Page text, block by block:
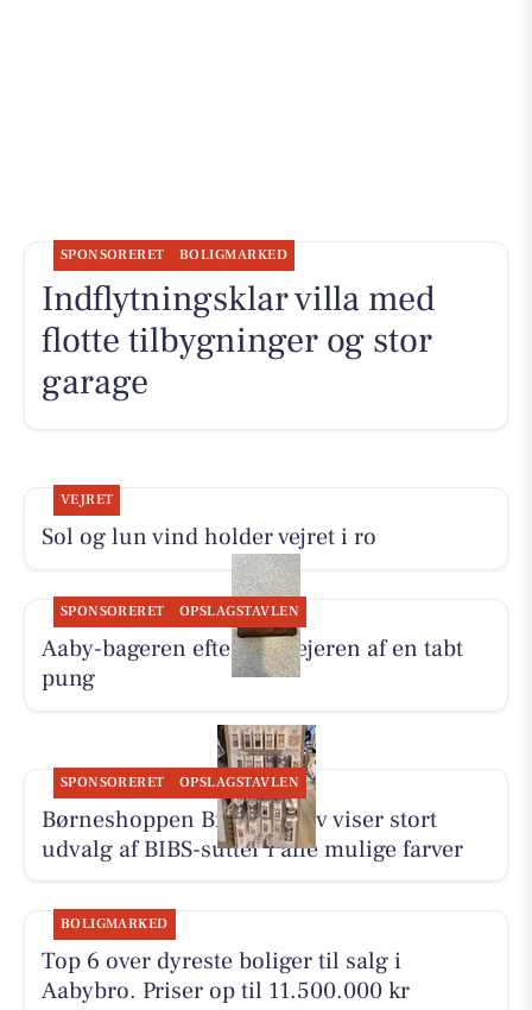
SPONSORERET BOLIGMARKED
Indflytningsklar villa med
flotte tilbygninger og stor
garage
VEJRET
Sol og lun vind holder vejret i ro
SPONSORERET OPSLAGSTAVLEN
Aaby-bageren efterlyser ejeren af en tabt
pung
SPONSORERET OPSLAGSTAVLEN
Børneshoppen Brønderslev viser stort
udvalg af BIBS-sutter i alle mulige farver
BOLIGMARKED
Top 6 over dyreste boliger til salg i
Aabybro. Priser op til 11.500.000 kr